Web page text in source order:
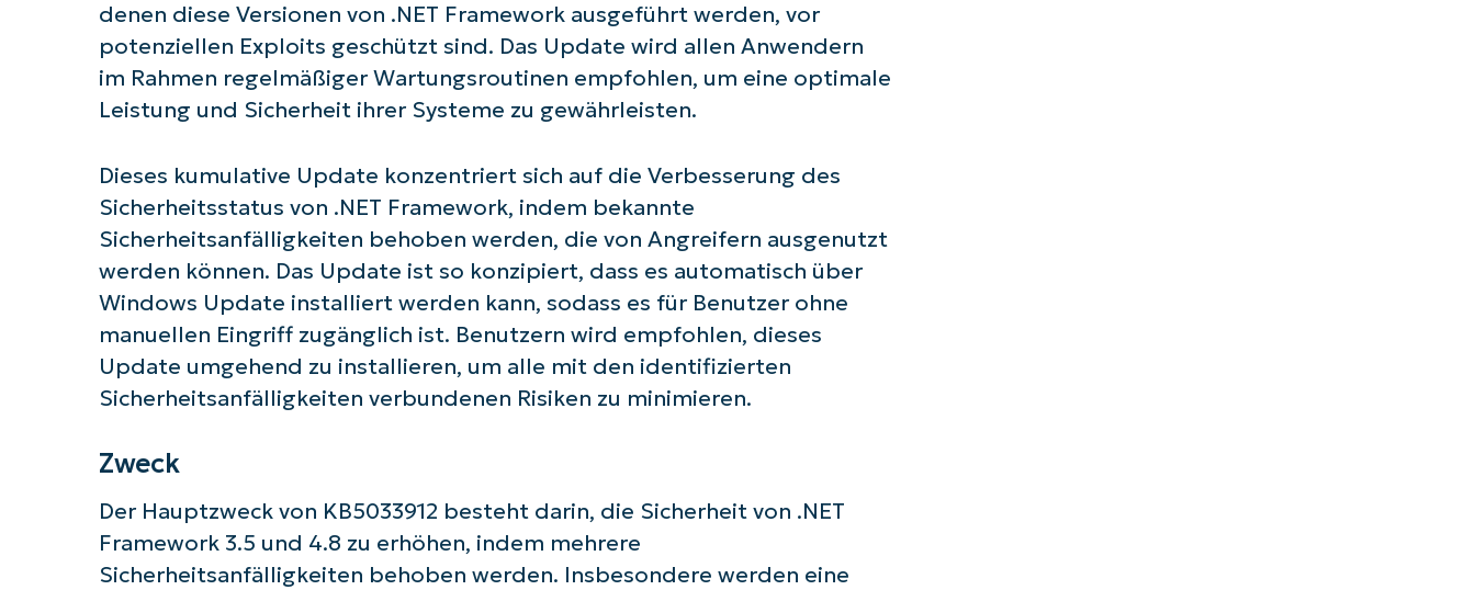
denen diese Versionen von .NET Framework ausgeführt werden, vor
potenziellen Exploits geschützt sind. Das Update wird allen Anwendern
im Rahmen regelmäßiger Wartungsroutinen empfohlen, um eine optimale
Leistung und Sicherheit ihrer Systeme zu gewährleisten.
Dieses kumulative Update konzentriert sich auf die Verbesserung des
Sicherheitsstatus von .NET Framework, indem bekannte
Sicherheitsanfälligkeiten behoben werden, die von Angreifern ausgenutzt
werden können. Das Update ist so konzipiert, dass es automatisch über
Windows Update installiert werden kann, sodass es für Benutzer ohne
manuellen Eingriff zugänglich ist. Benutzern wird empfohlen, dieses
Update umgehend zu installieren, um alle mit den identifizierten
Sicherheitsanfälligkeiten verbundenen Risiken zu minimieren.
Zweck
Der Hauptzweck von KB5033912 besteht darin, die Sicherheit von .NET
Framework 3.5 und 4.8 zu erhöhen, indem mehrere
Sicherheitsanfälligkeiten behoben werden. Insbesondere werden eine
Starten Sie mit NinjaOne AI-gesteuerten KB-Analysen!